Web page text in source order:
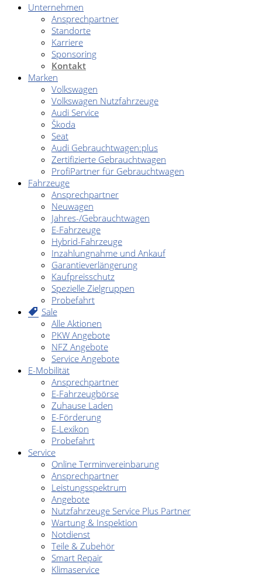
Unternehmen
Ansprechpartner
Standorte
Karriere
Sponsoring
Kontakt
Marken
Volkswagen
Volkswagen Nutzfahrzeuge
Audi Service
Škoda
Seat
Audi Gebrauchtwagen:plus
Zertifizierte Gebrauchtwagen
ProfiPartner für Gebrauchtwagen
Fahrzeuge
Ansprechpartner
Neuwagen
Jahres-/Gebrauchtwagen
E-Fahrzeuge
Hybrid-Fahrzeuge
Inzahlungnahme und Ankauf
Garantieverlängerung
Kaufpreisschutz
Spezielle Zielgruppen
Probefahrt
Sale
Alle Aktionen
PKW Angebote
NFZ Angebote
Service Angebote
E-Mobilität
Ansprechpartner
E-Fahrzeugbörse
Zuhause Laden
E-Förderung
E-Lexikon
Probefahrt
Service
Online Terminvereinbarung
Ansprechpartner
Leistungsspektrum
Angebote
Nutzfahrzeuge Service Plus Partner
Wartung & Inspektion
Notdienst
Teile & Zubehör
Smart Repair
Klimaservice